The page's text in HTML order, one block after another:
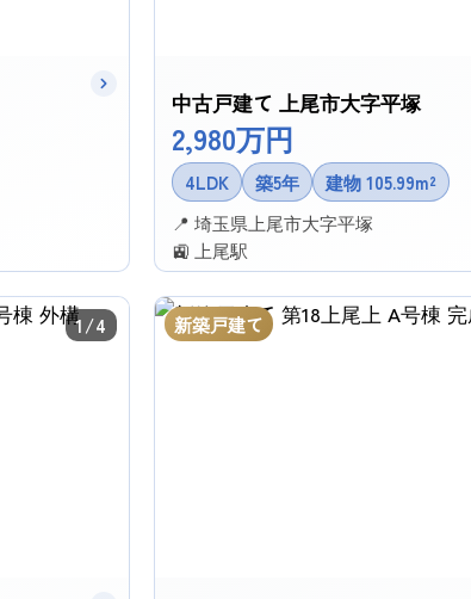
中古戸建て 上尾市大字平塚
2,980万円
4LDK 築5年
建物 105.99m²
📍 埼玉県上尾市大字平塚
🚉 上尾駅
✉ この物件に問い合わ
1/4 新築戸建て